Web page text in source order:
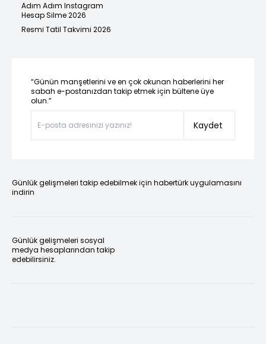
Adım Adım Instagram
Hesap Silme 2026
Resmi Tatil Takvimi 2026
“Günün manşetlerini ve en çok okunan haberlerini her
sabah e-postanızdan takip etmek için bültene üye
olun.”
Kaydet
Günlük gelişmeleri takip edebilmek için habertürk uygulamasını
indirin
Günlük gelişmeleri sosyal
medya hesaplarından takip
edebilirsiniz.